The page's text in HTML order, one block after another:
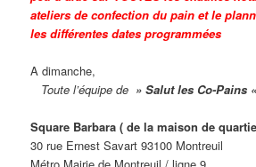
ateliers de confection du pain et le
les différentes dates programmées
A dimanche,
Toute l’équipe de » Salut les Co-Pains «
Square Barbara ( de la maison de
30 rue Ernest Savart 93100 Montreuil